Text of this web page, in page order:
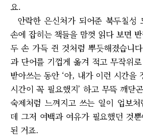
요.
안락한 은신처가 되어준 북두칠성
손에 잡히는 책들을 맘껏 읽다 보면
두 손 가득 쥔 것처럼 뿌듯해졌습니
과 단어를 기껍게 옮겨 적고 무작위
받아쓰는 동안 ‘아, 내가 이런 시간을
시간이 꼭 필요했지’ 하고 무뜩 깨닫
숙제처럼 느껴지고 쓰는 일이 업보
데 그저 여백과 여유가 필요했던 것
된 거죠.